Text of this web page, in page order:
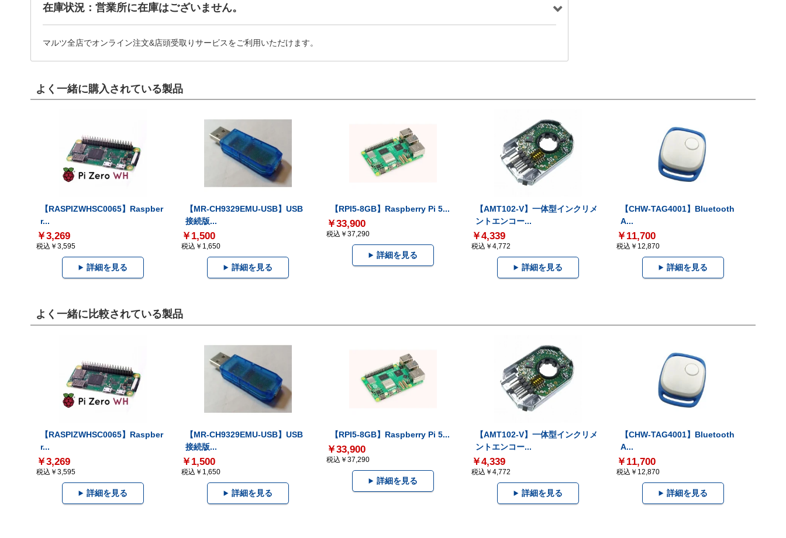
在庫状況：営業所に在庫はございません。
マルツ全店でオンライン注文&店頭受取りサービスをご利用いただけます。
よく一緒に購入されている製品
【RASPIZWHSC0065】Raspber
r...
￥3,269
税込￥3,595
詳細を見る
【MR-CH9329EMU-USB】USB
接続版...
￥1,500
税込￥1,650
詳細を見る
【RPI5-8GB】Raspberry Pi 5...
￥33,900
税込￥37,290
詳細を見る
【AMT102-V】一体型インクリメ
ントエンコー...
￥4,339
税込￥4,772
詳細を見る
【CHW-TAG4001】Bluetooth
A...
￥11,700
税込￥12,870
詳細を見る
よく一緒に比較されている製品
【RASPIZWHSC0065】Raspber
r...
￥3,269
税込￥3,595
詳細を見る
【MR-CH9329EMU-USB】USB
接続版...
￥1,500
税込￥1,650
詳細を見る
【RPI5-8GB】Raspberry Pi 5...
￥33,900
税込￥37,290
詳細を見る
【AMT102-V】一体型インクリメ
ントエンコー...
￥4,339
税込￥4,772
詳細を見る
【CHW-TAG4001】Bluetooth
A...
￥11,700
税込￥12,870
詳細を見る